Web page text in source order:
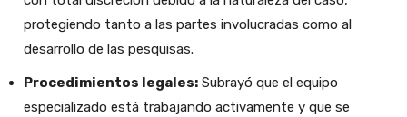
protegiendo tanto a las partes involucradas como al
desarrollo de las pesquisas.
Procedimientos legales: Subrayó que el equipo
especializado está trabajando activamente y que se